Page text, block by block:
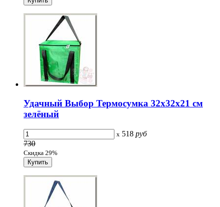
Удачный Выбор Термосумка 32x32x21 см
зелёный
x 518 руб
730
Скидка 29%